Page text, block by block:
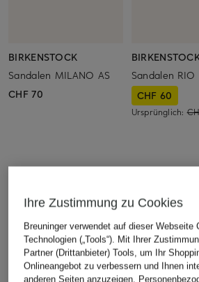
BIRKENSTOCK
Sandalen MILANO AS
CHF 70
Sandalen RIO
CHF 60
Ursprünglich:
Ihre Zustimmung zu Cookies
Breuninger verwendet auf dieser Webseite
Technologien („Tools“). Mit Ihrer
Partner (Drittanbieter) Tools, um Ihr
Onlineangebot zu verbessern und Ihnen
anderen Seiten anzuzeigen.